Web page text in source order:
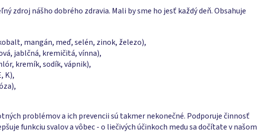
zdroj nášho dobrého zdravia. Mali by sme ho jesť každý deň. Obsahuje
mangán, meď, selén, zinok, železo),
jablčná, kremičitá, vínna),
kremík, sodík, vápnik),
K),
problémov a ich prevencii sú takmer nekonečné. Podporuje činnosť
funkciu svalov a vôbec - o liečivých účinkoch medu sa dočítate v našom